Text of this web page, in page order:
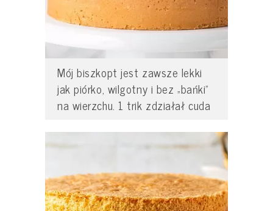
Mój biszkopt jest zawsze lekki
jak piórko, wilgotny i bez „bańki”
na wierzchu. 1 trik zdziałał cuda